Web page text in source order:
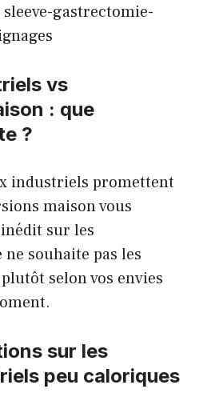
sleeve-gastrectomie-
vs
: que
?
industriels promettent
maison vous
sur les
souhaite pas les
selon vos envies
sur les
peu caloriques